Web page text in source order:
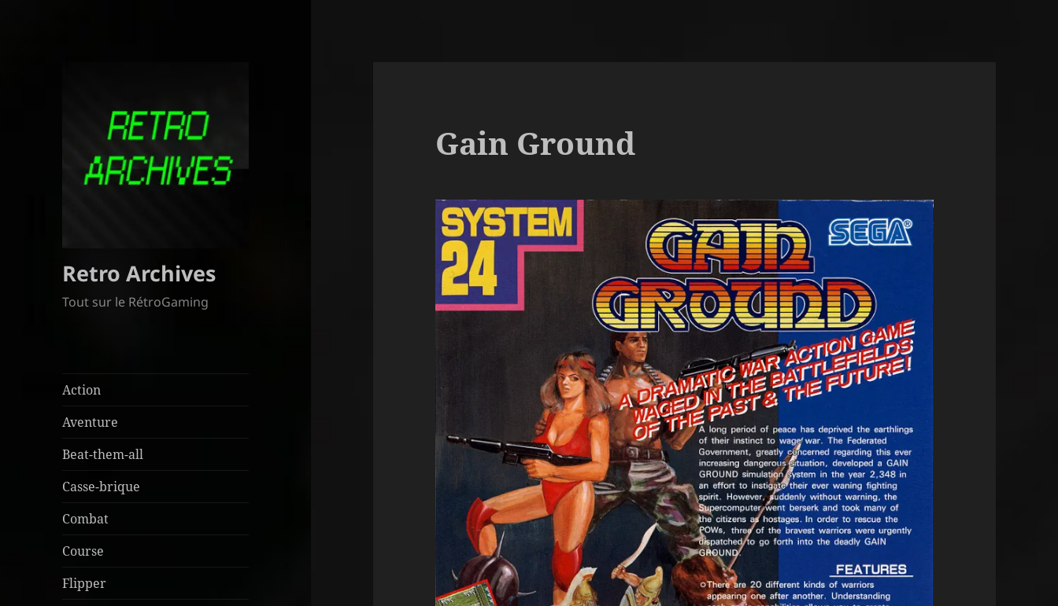
Retro Archives
Tout sur le RétroGaming
Action
Aventure
Beat-them-all
Casse-brique
Combat
Course
Flipper
Gain Ground